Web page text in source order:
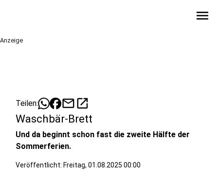
menu
Anzeige
Teilen: mailopen_in_new
Waschbär-Brett
Und da beginnt schon fast die zweite Hälfte der
Sommerferien.
Veröffentlicht: Freitag, 01.08.2025 00:00